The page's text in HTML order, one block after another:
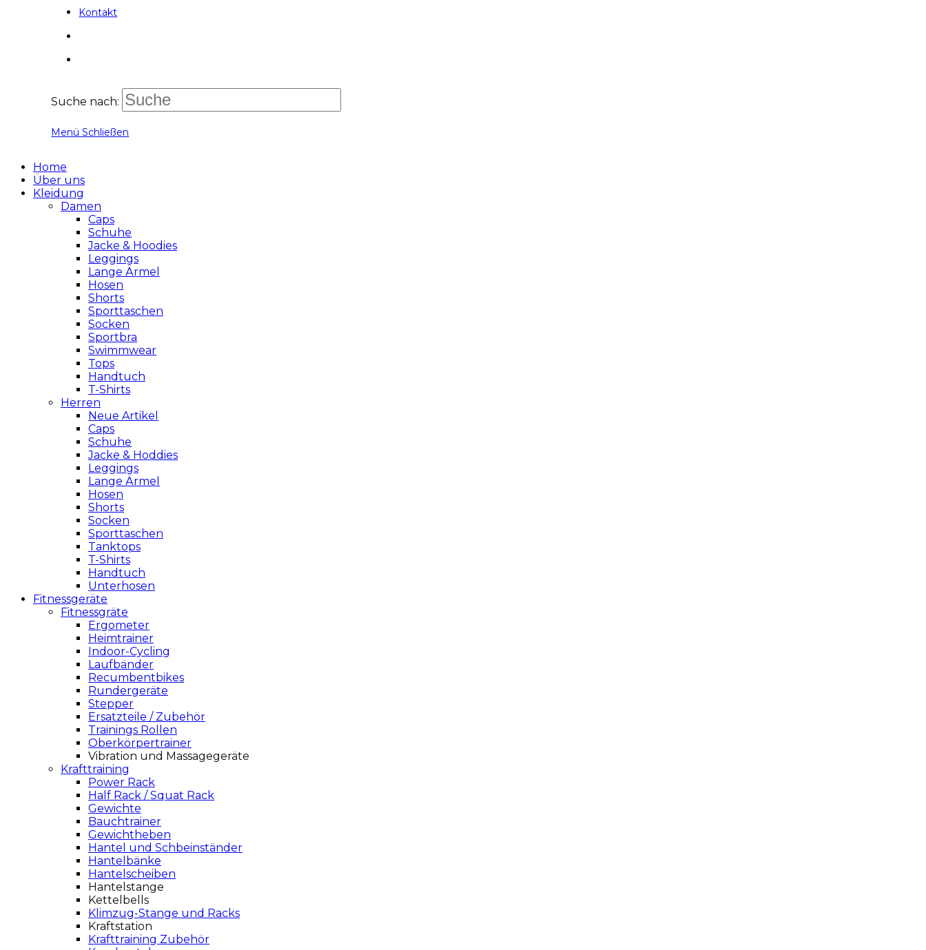
Kontakt
Suche nach:
Menü Schließen
Home
Über uns
Kleidung
Damen
Caps
Schuhe
Jacke & Hoodies
Leggings
Lange Ärmel
Hosen
Shorts
Sporttaschen
Socken
Sportbra
Swimmwear
Tops
Handtuch
T-Shirts
Herren
Neue Artikel
Caps
Schuhe
Jacke & Hoddies
Leggings
Lange Ärmel
Hosen
Shorts
Socken
Sporttaschen
Tanktops
T-Shirts
Handtuch
Unterhosen
Fitnessgeräte
Fitnessgräte
Ergometer
Heimtrainer
Indoor-Cycling
Laufbänder
Recumbentbikes
Rundergeräte
Stepper
Ersatzteile / Zubehör
Trainings Rollen
Oberkörpertrainer
Vibration und Massagegeräte
Krafttraining
Power Rack
Half Rack / Squat Rack
Gewichte
Bauchtrainer
Gewichtheben
Hantel und Schbeinständer
Hantelbänke
Hantelscheiben
Hantelstange
Kettelbells
Klimzug-Stange und Racks
Kraftstation
Krafttraining Zubehör